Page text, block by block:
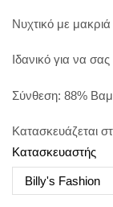
Νυχτικό με
Ιδανικό για να
Σύνθεση: 88%
Κατασκευάζεται
Κατασκευαστής